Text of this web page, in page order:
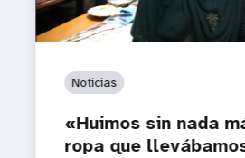
Noticias
«Huimos sin nada
ropa que